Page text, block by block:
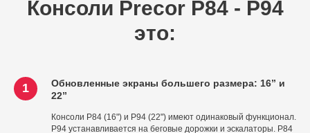
Консоли Precor P84 - P94
это:
1
Обновленные экраны большего размера: 16” и
22”
Консоли P84 (16") и P94 (22") имеют одинаковый функционал.
P94 устанавливается на беговые дорожки и эскалаторы. P84